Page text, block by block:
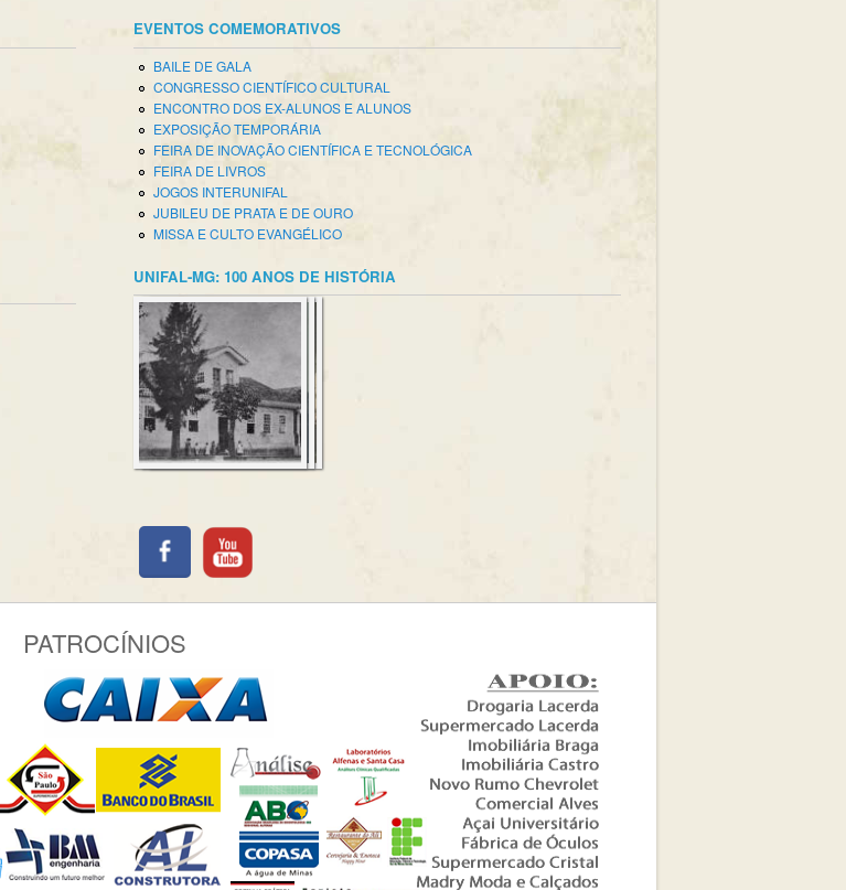
EVENTOS COMEMORATIVOS
BAILE DE GALA
CONGRESSO CIENTÍFICO CULTURAL
ENCONTRO DOS EX-ALUNOS E ALUNOS
EXPOSIÇÃO TEMPORÁRIA
FEIRA DE INOVAÇÃO CIENTÍFICA E TECNOLÓGICA
FEIRA DE LIVROS
JOGOS INTERUNIFAL
JUBILEU DE PRATA E DE OURO
MISSA E CULTO EVANGÉLICO
UNIFAL-MG: 100 ANOS DE HISTÓRIA
PATROCÍNIOS